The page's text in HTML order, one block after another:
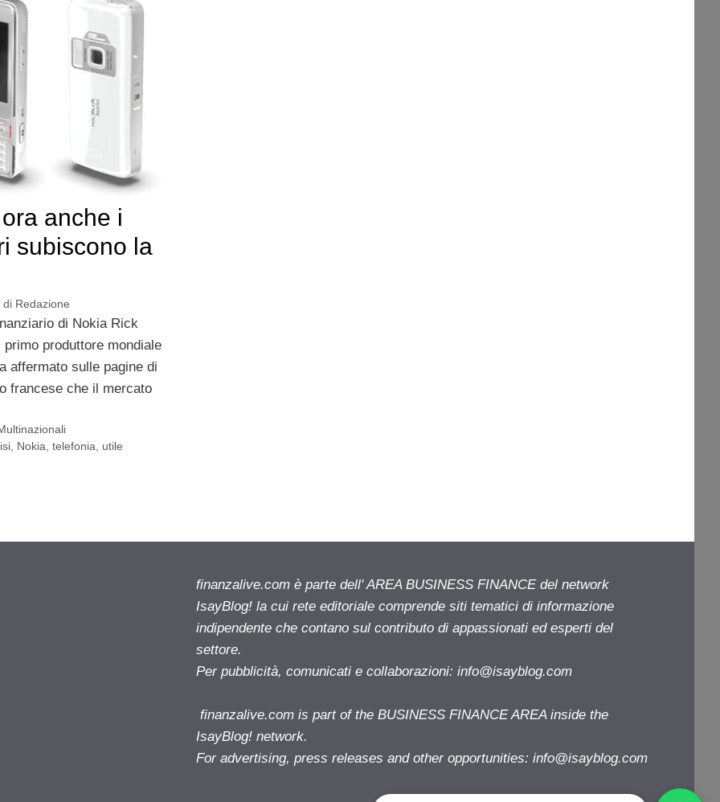
anche i
subiscono la
di Redazione
di Nokia Rick
primo produttore mondiale
affermato sulle pagine di
francese che il mercato
, Nokia,telefonia, utile
finanzalive.com è parte dell' AREA BUSINESS FINANCE del network
IsayBlog! la cui rete editoriale comprende siti tematici di informazione
indipendente che contano sul contributo di appassionati ed esperti del
settore.
Per pubblicità, comunicati e collaborazioni: info@isayblog.com
finanzalive.com is part of the BUSINESS FINANCE AREA inside the
IsayBlog! network.
For advertising, press releases and other opportunities: info@isayblog.com